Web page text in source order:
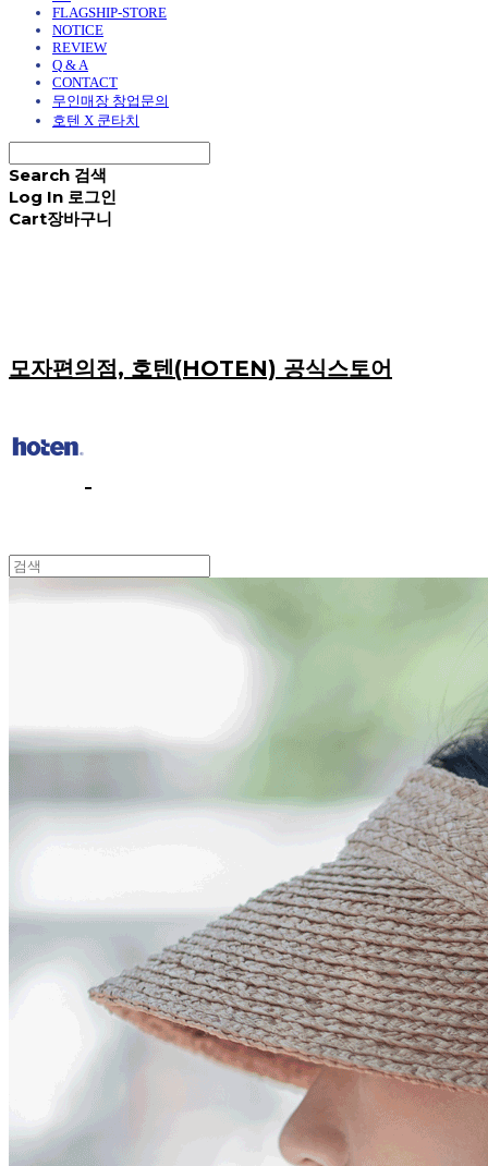
FLAGSHIP-STORE
NOTICE
REVIEW
Q & A
CONTACT
무인매장 창업문의
호텐 X 쿤타치
Search 검색
Log In 로그인
Cart장바구니
모자편의점, 호텐(HOTEN) 공식스토어